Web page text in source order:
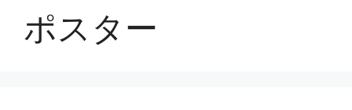
ポスター